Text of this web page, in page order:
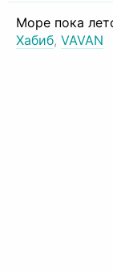
Море пока
Хабиб, VAVAN